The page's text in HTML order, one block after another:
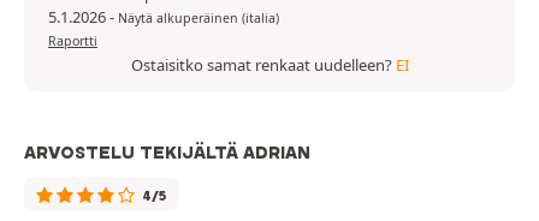
5.1.2026- Näytä alkuperäinen (italia)
Raportti
Ostaisitko samat renkaat uudelleen? EI
ARVOSTELU TEKIJÄLTÄ ADRIAN
4/5